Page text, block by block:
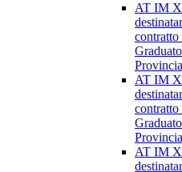
AT IM
contratto
AT IM
contratto
AT IM